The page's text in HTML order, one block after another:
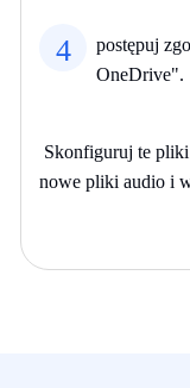
4
postępuj
OneDrive".
Skonfiguruj te
nowe pliki audio i